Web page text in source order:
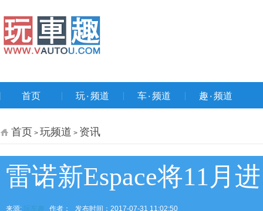
首页 玩۰频道 车۰频道 趣۰频道
首页 > 玩频道 > 资讯
雷诺新Espace将11月
来源: 玩车趣 作者： 发布时间：2017-07-31 11:02:50